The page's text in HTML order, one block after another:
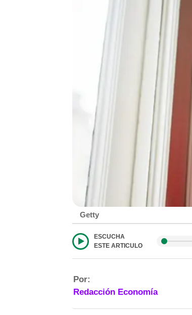
Getty
ESCUCHA
ESTE ARTICULO
Por:
Redacción Economía